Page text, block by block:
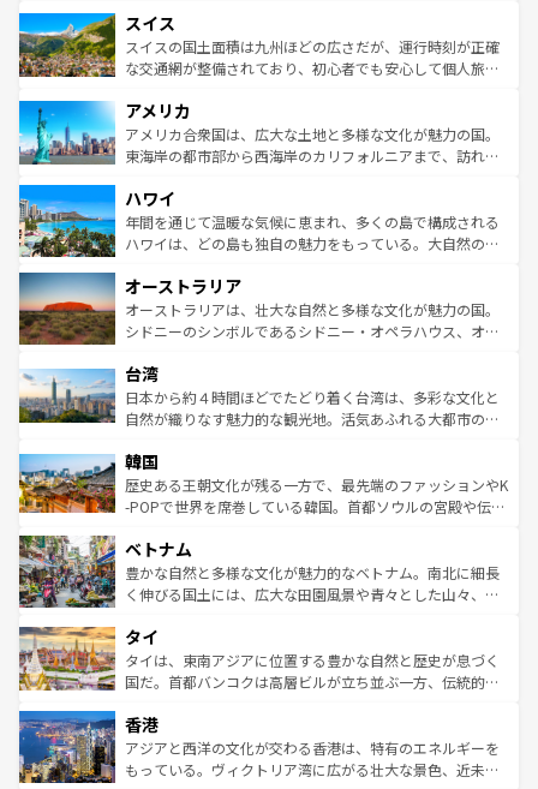
れる地方に足を運ぶとそれぞれで全く異なる文化を体験で
きるだろう。 なお、新着のフランス情報はコンテンツ一覧
を参照してほしい。
は、お酒好きな人にはぜひ体験してほしい。 なお、新着の
ドイツ情報はコンテンツ一覧を参照してほしい。
リアごとに異なる魅力がある。また、優雅なアフタヌーン
ティー、ビール好きにはたまらない英国パブ、サッカー観
戦など、本場だからこそできる体験も豊富。イギリスを旅
ンツ一覧を参照してほしい。
スイス
スイスの国土面積は九州ほどの広さだが、運行時刻が正確
な交通網が整備されており、初心者でも安心して個人旅行
の建物がそのまま残る町や、スイスならではのユニークな
博物館もあり、アルプス観光だけでなく町歩きも満喫する
ことができる。国民の所得が高いため物価も高いが、旅行
ば市内交通費無料で観光を楽しむこともできる。 なお、新
着のスイス情報はコンテンツ一覧 を参照してほしい。
アメリカ
アメリカ合衆国は、広大な土地と多様な文化が魅力の国。
東海岸の都市部から西海岸のカリフォルニアまで、訪れる
のような巨大都市は、観光、ショッピング、エンターテイ
ンメントが詰まった刺激的なスポットだ。一方、アメリカ
西部には大自然が広がり、グランドキャニオンやイエロー
部のニューオーリンズでは、音楽と美食が融合した独特の
文化が魅力。旅行者はアメリカの各地域で異なる魅力を楽
しみながら、その多様性と豊かな歴史を感じることができ
ならではの贅沢な旅のスタイルだ。 なお、新着のアメリカ
情報はコンテンツ一覧を参照してほしい。
ハワイ
年間を通じて温暖な気候に恵まれ、多くの島で構成される
ハワイは、どの島も独自の魅力をもっている。大自然の神
ワイ島は見逃せない。また、定番の観光地といえばオアフ
島だが、静かな自然を求めるならマウイ島やカウアイ島が
おすすめ。エメラルドグリーンに輝く海をはじめ、豊かな
れるおもてなしの心で訪れる人々を迎えてくれるハワイの
人々、おいしいローカルフードやハワイアンミュージッ
ク、伝統的なフラダンスなど、すべてがハワイの魅力を彩
ワイを、存分に味わってほしい。 なお、新着のハワイ情報
はコンテンツ一覧を参照してほしい。
オーストラリア
オーストラリアは、壮大な自然と多様な文化が魅力の国。
シドニーのシンボルであるシドニー・オペラハウス、オー
リアリーフや大陸中央部にそびえるウルル（エアーズロッ
ク）、タスマニアの美しい原生林やケアンズの熱帯雨林な
ど、見どころがたくさん。また、カフェやワイン、オージ
いる。アクティビティも充実しており、サーフィンやダイ
ビング、ハイキングなど、アウトドア好きにはたまらな
い。オーストラリアの多彩な魅力を存分に味わいつくそ
参照してほしい。
台湾
日本から約４時間ほどでたどり着く台湾は、多彩な文化と
自然が織りなす魅力的な観光地。活気あふれる大都市の台
ン）、静ひつな山岳地帯である台湾東部など、都市の喧騒
と山間の静けさが共存しており、訪れる人に新しい発見と
驚きをもたらしてくれる。また、奥深い台湾の食文化も魅
容にもいいと評判のスイーツなど、バラエティ豊かな料理
が味わえる。 なお、新着の台湾情報は コンテンツ一覧を参
照してほしい。
韓国
歴史ある王朝文化が残る一方で、最先端のファッションやK
-POPで世界を席巻している韓国。首都ソウルの宮殿や伝統
き、地方に足を延ばせば四季折々の自然美を楽しむことが
できる。そして、キムチや焼肉、絶品のストリートフード
まで、さまざまな韓国料理が待っている。夜には、韓国な
リティに包まれながら、韓国の多彩な魅力を心ゆくまで味
わってみてほしい。 なお、新着の韓国情報はコンテンツ一
覧を参照してほしい。
ベトナム
豊かな自然と多様な文化が魅力的なベトナム。南北に細長
く伸びる国土には、広大な田園風景や青々とした山々、世
急速な発展と共に伝統が息づく。ハノイの古い町並みやホ
ーチミン市のフランス統治時代の建物も、独特の雰囲気を
醸し出している。また、バラエティの豊かさとおいしさで
とつ。フォーやバインミー、ベトナムコーヒーなどは、ぜ
ひ現地で味わいたい。どの地域を訪れてもあたたかい人々
が旅行者を迎えてくれるので、きっと忘れられない旅にな
タイ
タイは、東南アジアに位置する豊かな自然と歴史が息づく
国だ。首都バンコクは高層ビルが立ち並ぶ一方、伝統的な
の活気が交差している。北部ではチェンマイなどの山岳地
帯で自然と触れ合い、南部ではプーケットやクラビの美し
いビーチでリゾート気分を楽しむことができる。タイ料理
香港
アジアと西洋の文化が交わる香港は、特有のエネルギーを
もっている。ヴィクトリア湾に広がる壮大な景色、近未来